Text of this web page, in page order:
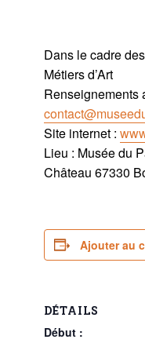
Dans le cadre
Métiers d’Art
Renseignements
Site internet :
Lieu : Musée du
Château 67330
Ajouter au
DÉTAILS
Début :